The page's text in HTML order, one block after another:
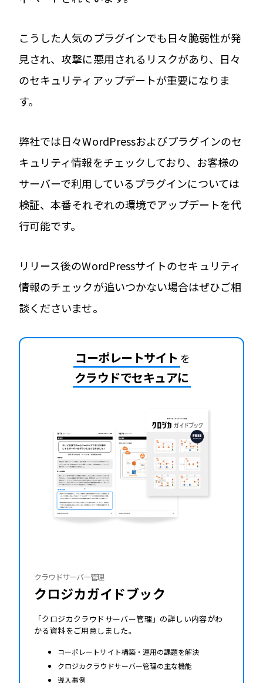
こうした人気のプラグインでも日々脆弱性が発
見され、攻撃に悪用されるリスクがあり、日々
のセキュリティアップデートが重要になりま
す。
弊社では日々WordPressおよびプラグインのセ
キュリティ情報をチェックしており、お客様の
サーバーで利用しているプラグインについては
検証、本番それぞれの環境でアップデートを代
行可能です。
リリース後のWordPressサイトのセキュリティ
情報のチェックが追いつかない場合はぜひご相
談くださいませ。
コーポレートサイト を
クラウドでセキュアに
クラウドサーバー管理
クロジカガイドブック
「クロジカクラウドサーバー管理」の詳しい内容がわ
かる資料をご用意しました。
コーポレートサイト構築・運用の課題を解決
クロジカクラウドサーバー管理の主な機能
導入事例